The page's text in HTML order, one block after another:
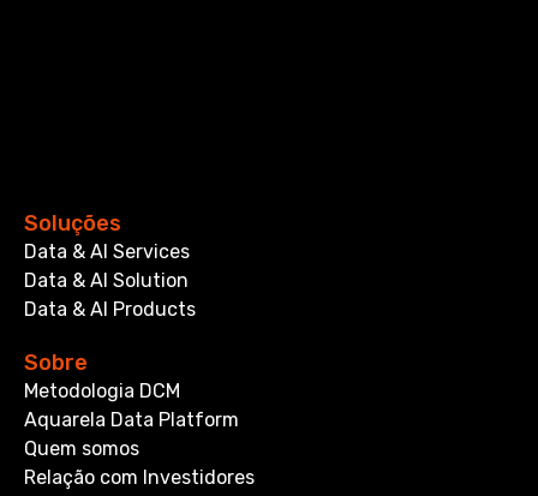
Soluções
Data & AI Services
Data & AI Solution
Data & AI Products
Sobre
Metodologia DCM
Aquarela Data Platform
Quem somos
Relação com Investidores